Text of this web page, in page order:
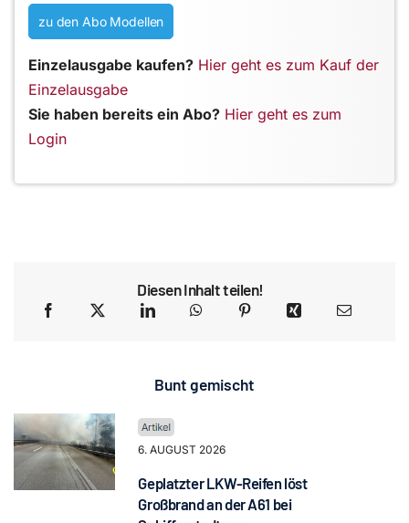
zu den Abo Modellen
Einzelausgabe kaufen? Hier geht es zum Kauf der
Einzelausgabe
Sie haben bereits ein Abo? Hier geht es zum
Login
Diesen Inhalt teilen!
Bunt gemischt
6. AUGUST 2026
Geplatzter LKW-Reifen löst
Großbrand an der A61 bei